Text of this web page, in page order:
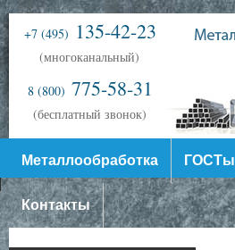
+7 (495) 135-42-23
(многоканальный)
8 (800) 775-58-31
(бесплатный звонок)
Металлообработка ГОСТы
Контакты